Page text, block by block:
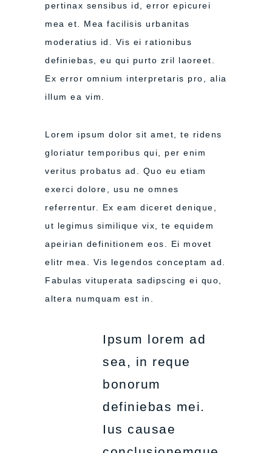
pertinax sensibus id, error epicurei
mea et. Mea facilisis urbanitas
moderatius id. Vis ei rationibus
definiebas, eu qui purto zril laoreet.
Ex error omnium interpretaris pro, alia
illum ea vim.
Lorem ipsum dolor sit amet, te ridens
gloriatur temporibus qui, per enim
veritus probatus ad. Quo eu etiam
exerci dolore, usu ne omnes
referrentur. Ex eam diceret denique,
ut legimus similique vix, te equidem
apeirian definitionem eos. Ei movet
elitr mea. Vis legendos conceptam ad.
Fabulas vituperata sadipscing ei quo,
altera numquam est in.
Ipsum lorem ad
sea, in reque
bonorum
definiebas mei.
Ius causae